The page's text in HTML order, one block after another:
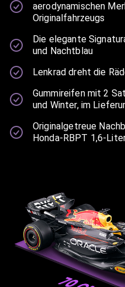
aerodynamischen
Originalfahrzeugs
Die elegante
und Nachtblau
Lenkrad dreht die
Gummireifen mit 2
und Winter, im
Originalgetreue
Honda-RBPT 1,6-